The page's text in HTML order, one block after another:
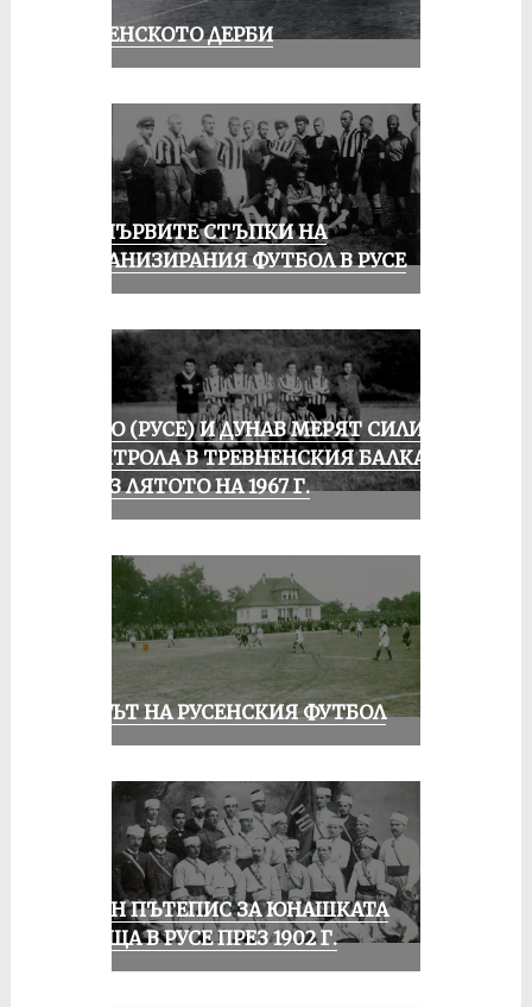
РУСЕНСКОТО ДЕРБИ
ЗА ПЪРВИТЕ СТЪПКИ НА
ОРГАНИЗИРАНИЯ ФУТБОЛ В РУСЕ
ЛОКО (РУСЕ) И ДУНАВ МЕРЯТ СИЛИ В
КОНТРОЛА В ТРЕВНЕНСКИЯ БАЛКАН
ПРЕЗ ЛЯТОТО НА 1967 Г.
ВЕКЪТ НА РУСЕНСКИЯ ФУТБОЛ
ЕДИН ПЪТЕПИС ЗА ЮНАШКАТА
СРЕЩА В РУСЕ ПРЕЗ 1902 Г.